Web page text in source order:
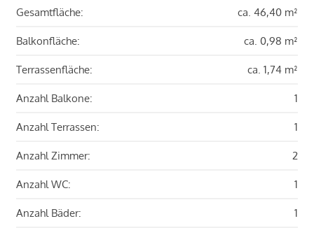
Gesamtfläche: ca. 46,40 m²
Balkonfläche: ca. 0,98 m²
Terrassenfläche: ca. 1,74 m²
Anzahl Balkone: 1
Anzahl Terrassen: 1
Anzahl Zimmer: 2
Anzahl WC: 1
Anzahl Bäder: 1